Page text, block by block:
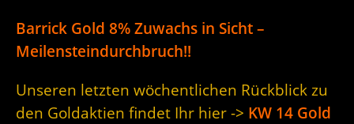
Barrick Gold 8% Zuwachs in Sicht –
Meilensteindurchbruch!!
Unseren letzten wöchentlichen Rückblick zu
den Goldaktien findet Ihr hier -> KW 14 Gold